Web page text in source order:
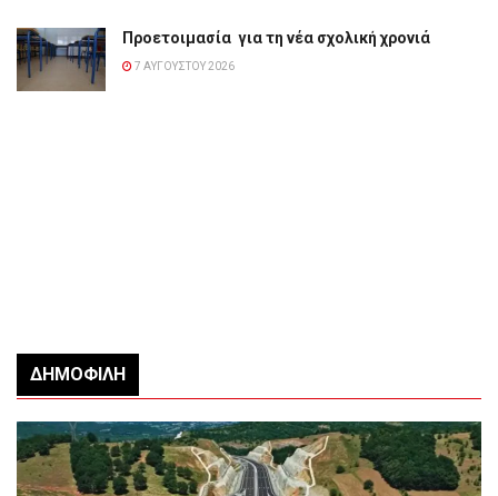
Προετοιμασία για τη νέα σχολική χρονιά
7 ΑΥΓΟΎΣΤΟΥ 2026
ΔΗΜΟΦΙΛΉ